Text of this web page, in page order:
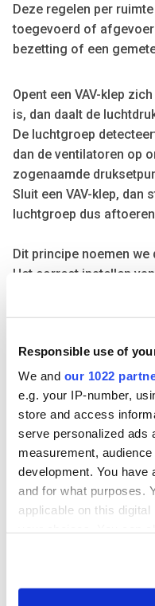
Responsible use of
We and our 1022
e.g. your IP-number,
store and access
serve personalized ads
measurement,
development. You have
and for what purposes.
applicable on this
Deze regelen per
toegevoerd of
bezetting of een
Opent een VAV-klep
is, dan daalt de
De luchtgroep
dan de ventilatoren op
zogenaamde
Sluit een VAV-klep, dan
luchtgroep dus
Dit principe noemen
Het correct instellen
inregeling is cruciaal
kleppen en de
Het resultaat? Je
nodig is – energie-
comfort voor de
Benieuwd of
denken graag met je